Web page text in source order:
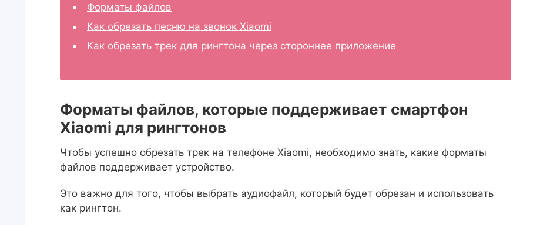
Форматы файлов
Как обрезать песню на звонок Xiaomi
Как обрезать трек для рингтона через стороннее приложение
Форматы файлов, которые поддерживает смартфон
Xiaomi для рингтонов
Чтобы успешно обрезать трек на телефоне Xiaomi, необходимо знать, какие форматы
файлов поддерживает устройство.
Это важно для того, чтобы выбрать аудиофайл, который будет обрезан и использовать
как рингтон.